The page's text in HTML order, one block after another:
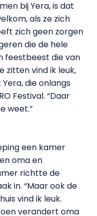
bij Yera, is dat
als ze zich
zich geen zorgen
die de hele
feestbeest die van
zitten vind ik leuk,
die onlangs
Festival. “Daar
weet.”
een kamer
oma en
richtte de
in. “Maar ook de
vind ik leuk.
verandert oma